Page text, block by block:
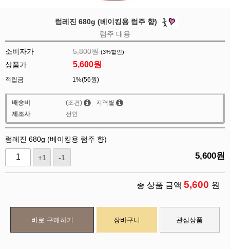
럼레진 680g (베이킹용 럼주 향)
럼주 대용
소비자가 5,800원 (3%할인)
상품가 5,600원
적립금 1%(56원)
배송비 (조건)
지역별
제조사
선인
럼레진 680g (베이킹용 럼주 향)
+1 -1 5,600원
총 상품 금액 5,600 원
바로 구매하기 장바구니 관심상품